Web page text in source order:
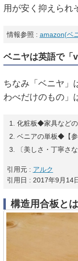
用が安く抑えられ
情報参照 : amazon(ベ
ベニヤは英語で「
ちなみ「ベニヤ」
わべだけのもの」
化粧板◆家具など
ベニアの単板◆【参
〔美しさ・丁寧さ
引用元 : アルク
引用日 : 2017年9月14
構造用合板と